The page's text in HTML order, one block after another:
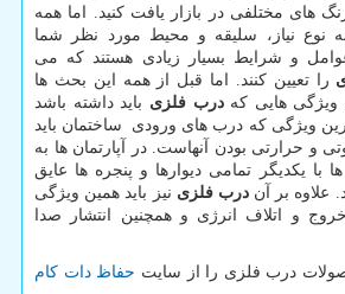
های مختلفی در بازار یافت کنید. اما همه
نوع نیاز، سلیقه و محیط مورد نظر شما
عوامل و شرایط بسیار زیادی هستند که می
را تعیین کنند. اما قبل از همه این بحث ها
ویژگی هایی کهدرب فلزی باید داشته باشد
ویژگی که درب های ورودی ساختمان باید
و حرارتی بودن آنهاست. در آپارتمان ها به
با یکدیگر تمامی دیوارها و پنجره ها عایق
علاوه بر آندرب فلزی نیز باید همین ویژگی
و اتلاف انرژی و همچنین انتشار صدا
درب فلزی را از سایت حفاظ دات کام